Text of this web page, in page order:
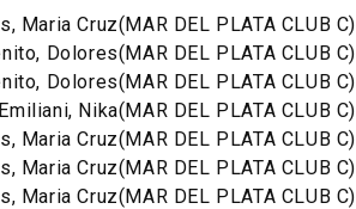
Maria Cruz(MAR DEL PLATA CLUB C)
Dolores(MAR DEL PLATA CLUB C)
Dolores(MAR DEL PLATA CLUB C)
Emiliani, Nika(MAR DEL PLATA CLUB C)
Maria Cruz(MAR DEL PLATA CLUB C)
Maria Cruz(MAR DEL PLATA CLUB C)
Maria Cruz(MAR DEL PLATA CLUB C)